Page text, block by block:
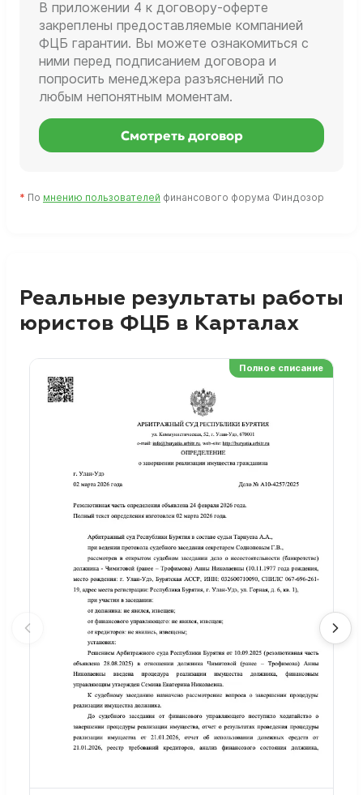
В приложении 4 к договору-оферте
закреплены предоставляемые компанией
ФЦБ гарантии. Вы можете ознакомиться с
ними перед подписанием договора и
попросить менеджера разъяснений по
любым непонятным моментам.
Смотреть договор
* По мнению пользователей финансового форума Финдозор
Реальные результаты работы
юристов ФЦБ в Карталах
Полное списание